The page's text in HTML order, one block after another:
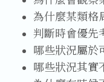
為什麼某類格
判斷時會優先
哪些狀況屬於
哪些狀況其實